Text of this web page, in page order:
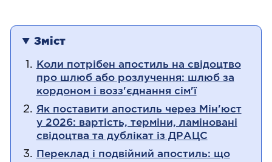
Зміст
Коли потрібен апостиль на свідоцтво
про шлюб або розлучення: шлюб за
кордоном і возз'єднання сім'ї
Як поставити апостиль через Мін'юст
у 2026: вартість, терміни, ламіновані
свідоцтва та дублікат із ДРАЦС
Переклад і подвійний апостиль: що